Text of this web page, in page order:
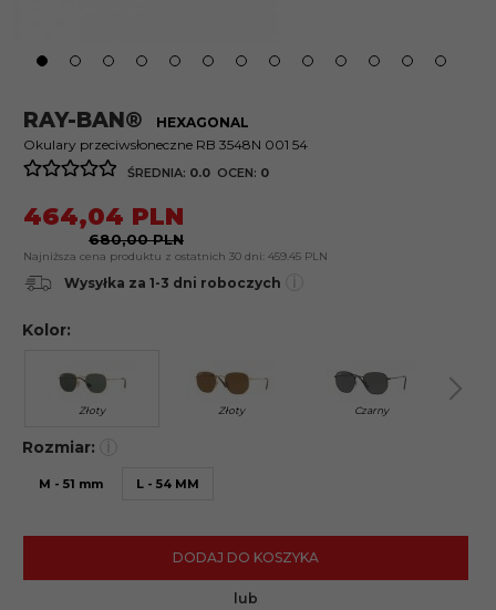
RAY-BAN®
HEXAGONAL
Okulary przeciwsłoneczne RB 3548N 001 54
ŚREDNIA: 0.0 OCEN: 0
Kolor:
Złoty Złoty Czarny
Rozmiar:
L - 54 MM
M - 51 mm
464,04 PLN
680,00 PLN
Najniższa cena produktu z ostatnich 30 dni: 459.45 PLN
Wysyłka za 1-3 dni roboczych
DODAJ DO KOSZYKA
lub